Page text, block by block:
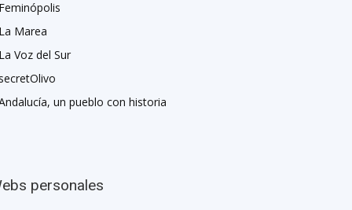
Marea
Voz del Sur
un pueblo con historia
personales